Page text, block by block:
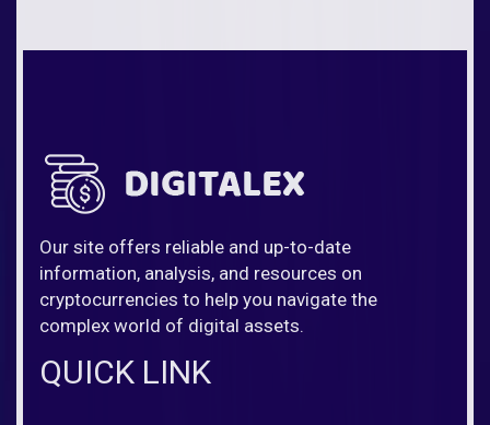
Our site offers reliable and up-to-date
information, analysis, and resources on
cryptocurrencies to help you navigate the
complex world of digital assets.
QUICK LINK